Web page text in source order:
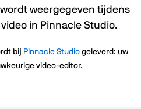
weergegeven tijdens
in Pinnacle Studio.
bij Pinnacle Studio geleverd: uw
video-editor.